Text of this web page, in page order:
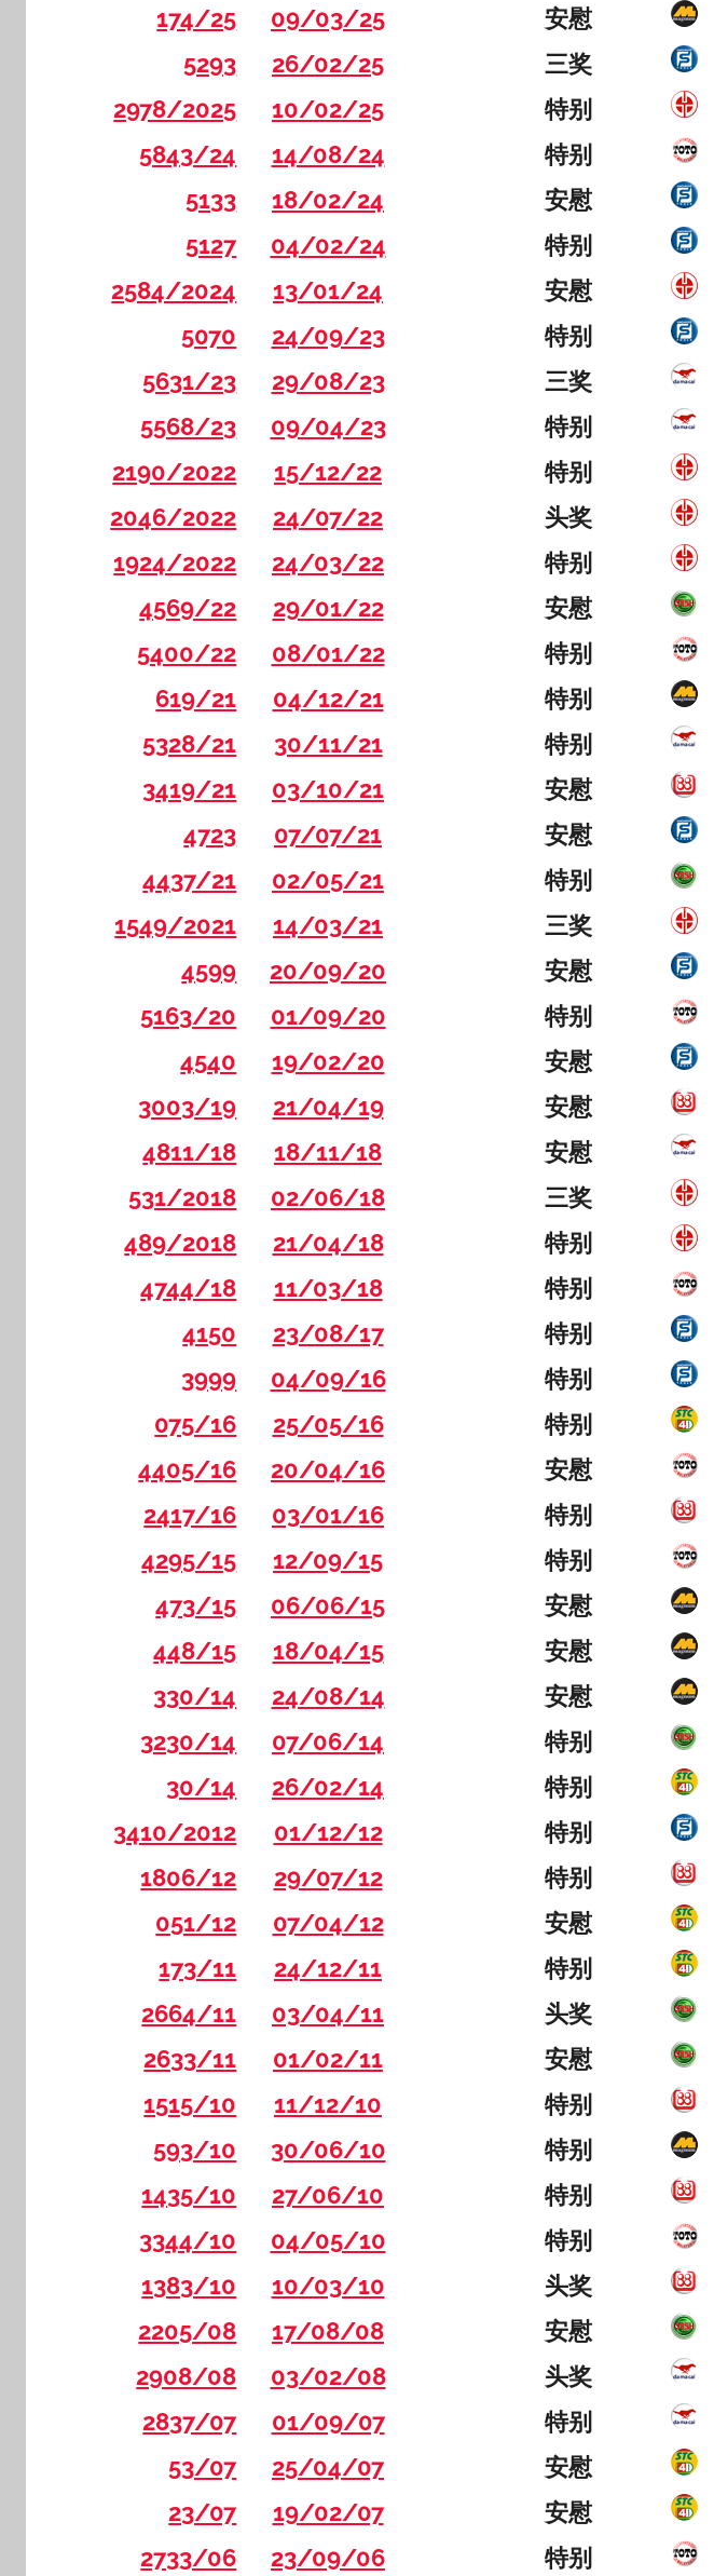
174/25
09/03/25 安慰
5293
26/02/25 三奖
2978/2025
10/02/25 特别
5843/24
14/08/24 特别
5133
18/02/24 安慰
5127
04/02/24 特别
2584/2024
13/01/24 安慰
5070
24/09/23 特别
5631/23
29/08/23 三奖
5568/23
09/04/23 特别
2190/2022
15/12/22 特别
2046/2022
24/07/22 头奖
1924/2022
24/03/22 特别
4569/22
29/01/22 安慰
5400/22
08/01/22 特别
619/21
04/12/21 特别
5328/21
30/11/21 特别
3419/21
03/10/21 安慰
4723
07/07/21 安慰
4437/21
02/05/21 特别
1549/2021
14/03/21 三奖
4599
20/09/20 安慰
5163/20
01/09/20 特别
4540
19/02/20 安慰
3003/19
21/04/19 安慰
4811/18
18/11/18 安慰
531/2018
02/06/18 三奖
489/2018
21/04/18 特别
4744/18
11/03/18 特别
4150
23/08/17 特别
3999
04/09/16 特别
075/16
25/05/16 特别
4405/16
20/04/16 安慰
2417/16
03/01/16 特别
4295/15
12/09/15 特别
473/15
06/06/15 安慰
448/15
18/04/15 安慰
330/14
24/08/14 安慰
3230/14
07/06/14 特别
30/14
26/02/14 特别
3410/2012
01/12/12 特别
1806/12
29/07/12 特别
051/12
07/04/12 安慰
173/11
24/12/11 特别
2664/11
03/04/11 头奖
2633/11
01/02/11 安慰
1515/10
11/12/10 特别
593/10
30/06/10 特别
1435/10
27/06/10 特别
3344/10
04/05/10 特别
1383/10
10/03/10 头奖
2205/08
17/08/08 安慰
2908/08
03/02/08 头奖
2837/07
01/09/07 特别
53/07
25/04/07 安慰
23/07
19/02/07 安慰
2733/06
23/09/06 特别